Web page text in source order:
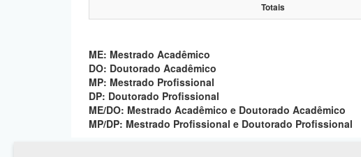
Totais
ME: Mestrado Acadêmico
DO: Doutorado Acadêmico
MP: Mestrado Profissional
DP: Doutorado Profissional
ME/DO: Mestrado Acadêmico e Doutorado Acadêmico
MP/DP: Mestrado Profissional e Doutorado Profissional